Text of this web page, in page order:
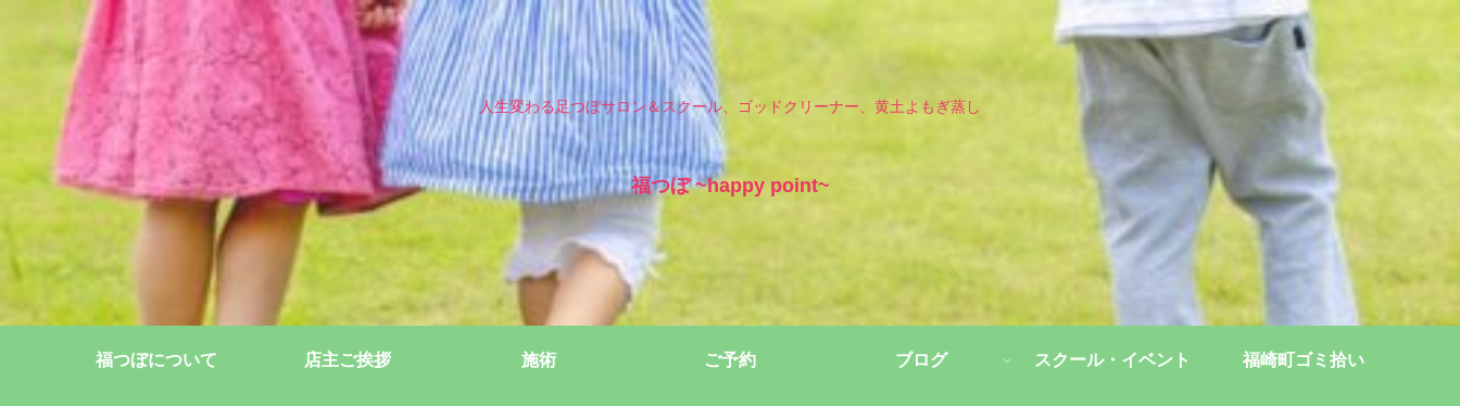
人生変わる足つぼサロン＆スクール、ゴッドクリーナー、黄土よもぎ蒸し
福つぼ ~happy point~
福つぼについて 店主ご挨拶 施術 ご予約 ブログ スクール・イベント 福崎町ゴミ拾い